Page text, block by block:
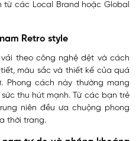
các Local Brand hoặc Global
Retro style
theo công nghệ dệt và cách
màu sắc và thiết kế của quá
Phong cách này thường mang
thu hút mạnh. Từ các bạn trẻ
niên đều ưa chuộng phong
thời trang.